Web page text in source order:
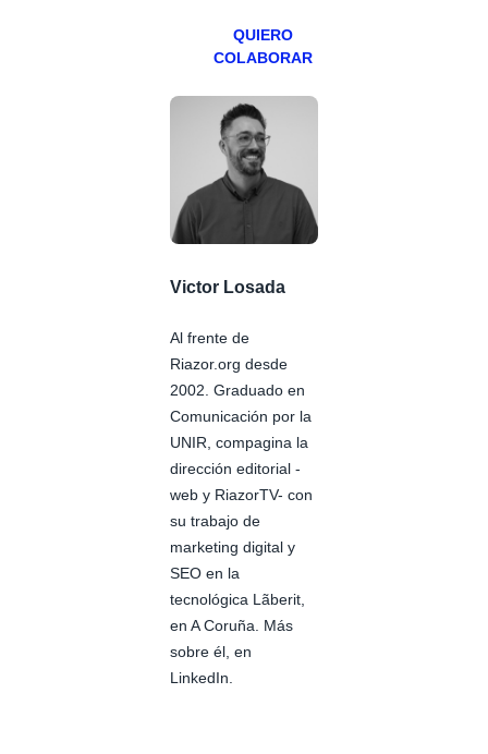
QUIERO
COLABORAR
Victor Losada
Al frente de
Riazor.org desde
2002. Graduado en
Comunicación por la
UNIR, compagina la
dirección editorial -
web y RiazorTV- con
su trabajo de
marketing digital y
SEO en la
tecnológica Lãberit,
en A Coruña. Más
sobre él, en
LinkedIn.